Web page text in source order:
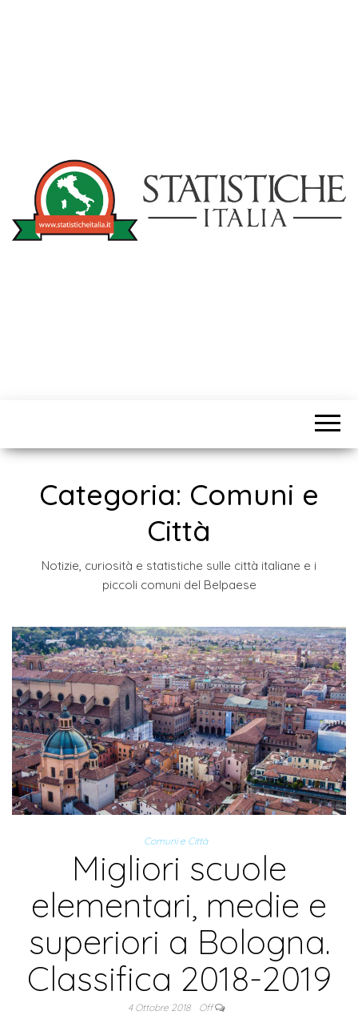
Categoria: Comuni e
Città
Notizie, curiosità e statistiche sulle città italiane e i
piccoli comuni del Belpaese
Comuni e Città
Migliori scuole
elementari, medie e
superiori a Bologna.
Classifica 2018-2019
4 Ottobre 2018 Off